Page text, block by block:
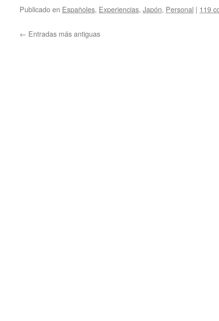
Publicado en Españoles, Experiencias, Japón, Personal | 119
← Entradas más antiguas